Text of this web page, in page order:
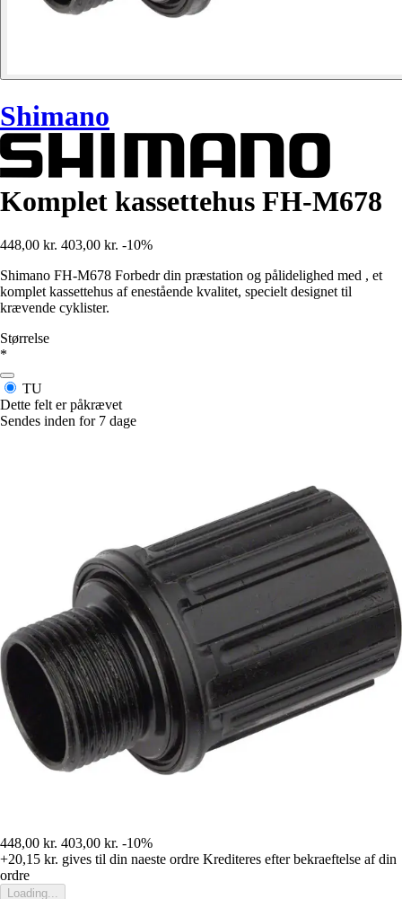
Shimano
Komplet kassettehus FH-M678
448,00 kr. 403,00 kr. -10%
Shimano FH-M678 Forbedr din præstation og pålidelighed med , et
komplet kassettehus af enestående kvalitet, specielt designet til
krævende cyklister.
Størrelse
*
TU
Dette felt er påkrævet
Sendes inden for 7 dage
448,00 kr. 403,00 kr. -10%
+20,15 kr. gives til din naeste ordre Krediteres efter bekraeftelse af din
ordre
Loading...